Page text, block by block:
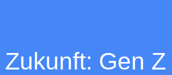
Zukunft: Gen